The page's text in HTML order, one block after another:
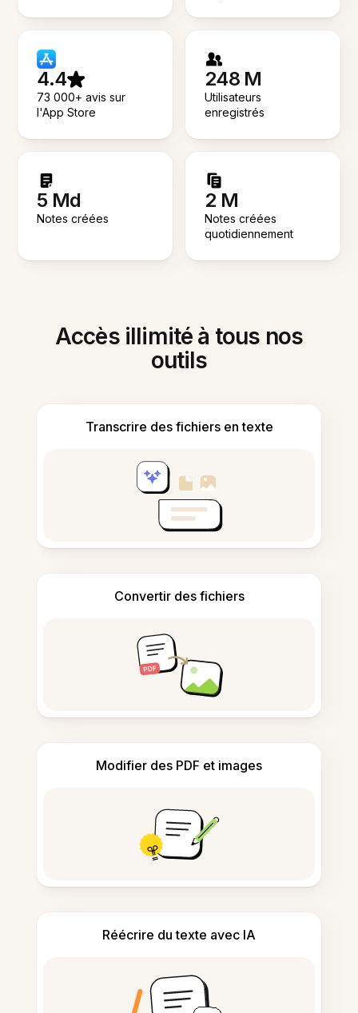
4.4
73 000+ avis sur
l'App Store
248 M
Utilisateurs
enregistrés
5 Md
Notes créées
2 M
Notes créées
quotidiennement
Accès illimité à tous nos
outils
Transcrire des fichiers en texte
Convertir des fichiers
Modifier des PDF et images
Réécrire du texte avec IA